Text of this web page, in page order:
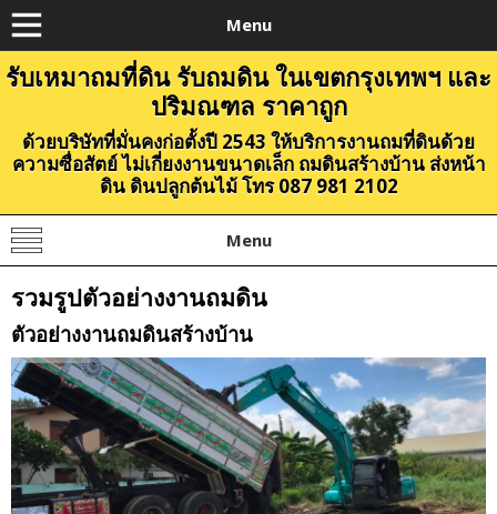
Menu
รับเหมาถมที่ดิน รับถมดิน ในเขตกรุงเทพฯ และ
ปริมณฑล ราคาถูก
ด้วยบริษัทที่มั่นคงก่อตั้งปี 2543 ให้บริการงานถมที่ดินด้วย
ความซื่อสัตย์ ไม่เกี่ยงงานขนาดเล็ก ถมดินสร้างบ้าน ส่งหน้า
ดิน ดินปลูกต้นไม้ โทร 087 981 2102
Menu
รวมรูปตัวอย่างงานถมดิน
ตัวอย่างงานถมดินสร้างบ้าน